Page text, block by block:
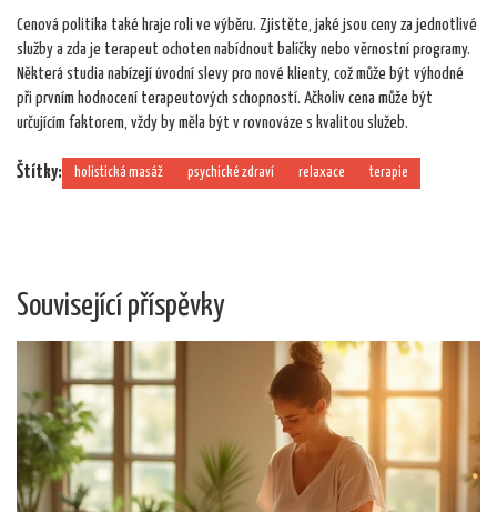
Cenová politika také hraje roli ve výběru. Zjistěte, jaké jsou ceny za jednotlivé
služby a zda je terapeut ochoten nabídnout balíčky nebo věrnostní programy.
Některá studia nabízejí úvodní slevy pro nové klienty, což může být výhodné
při prvním hodnocení terapeutových schopností. Ačkoliv cena může být
určujícím faktorem, vždy by měla být v rovnováze s kvalitou služeb.
Štítky: holistická masáž psychické zdraví relaxace terapie
Související příspěvky